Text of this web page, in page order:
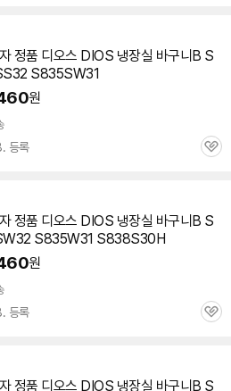
정품 디오스 DIOS 냉장실 바구니B S
S835SW31
원
등록
관
정품 디오스 DIOS 냉장실 바구니B S
S835W31 S838S30H
원
등록
관
정품 디오스 DIOS 냉장실 바구니B S